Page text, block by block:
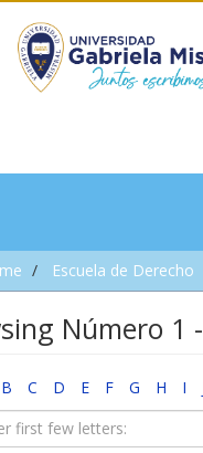
Escuela de Derecho
Número 1
B C D E F G H I